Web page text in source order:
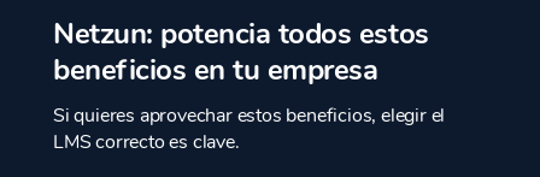
Netzun: potencia todos estos
beneficios en tu empresa
Si quieres aprovechar estos beneficios, elegir el
LMS correcto es clave.